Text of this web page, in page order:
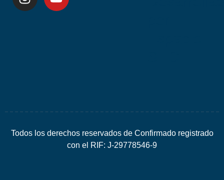
Todos los derechos reservados de Confirmado registrado
con el RIF: J-29778546-9